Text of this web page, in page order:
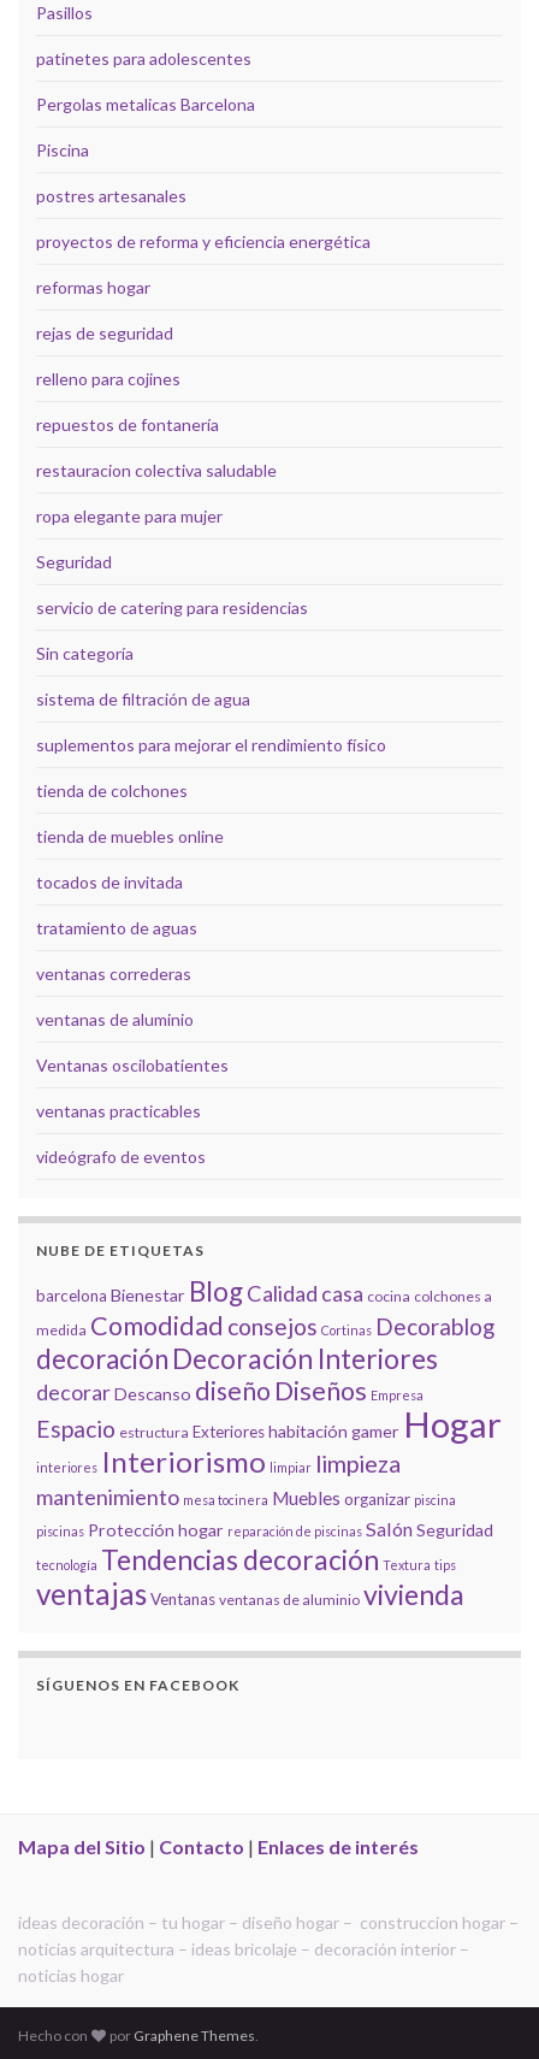
Pasillos
patinetes para adolescentes
Pergolas metalicas Barcelona
Piscina
postres artesanales
proyectos de reforma y eficiencia energética
reformas hogar
rejas de seguridad
relleno para cojines
repuestos de fontanería
restauracion colectiva saludable
ropa elegante para mujer
Seguridad
servicio de catering para residencias
Sin categoría
sistema de filtración de agua
suplementos para mejorar el rendimiento físico
tienda de colchones
tienda de muebles online
tocados de invitada
tratamiento de aguas
ventanas correderas
ventanas de aluminio
Ventanas oscilobatientes
ventanas practicables
videógrafo de eventos
NUBE DE ETIQUETAS
barcelona Bienestar BlogCalidad casa cocina colchones a
medida Comodidad consejos Cortinas Decorablog
decoración Decoración Interiores
decorarDescanso diseño Diseños Empresa
Espacio estructura Exterioreshabitación gamer Hogar
interiores Interiorismo limpiar limpieza
mantenimiento mesa tocinera Muebles organizar piscina
piscinas Protección hogar reparación de piscinas SalónSeguridad
tecnología Tendencias decoración Textura tips
ventajasVentanas ventanas de aluminio vivienda
SÍGUENOS EN FACEBOOK
Mapa del Sitio | Contacto | Enlaces de interés
ideas decoración – tu hogar – diseño hogar – construccion hogar –
noticias arquitectura – ideas bricolaje – decoración interior –
noticias hogar
Hecho con por Graphene Themes